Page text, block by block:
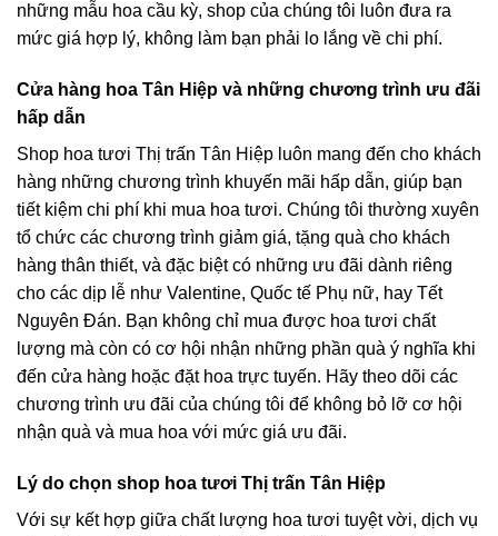
những mẫu hoa cầu kỳ, shop của chúng tôi luôn đưa ra
mức giá hợp lý, không làm bạn phải lo lắng về chi phí.
Cửa hàng hoa Tân Hiệp và những chương trình ưu đãi
hấp dẫn
Shop hoa tươi Thị trấn Tân Hiệp luôn mang đến cho khách
hàng những chương trình khuyến mãi hấp dẫn, giúp bạn
tiết kiệm chi phí khi mua hoa tươi. Chúng tôi thường xuyên
tổ chức các chương trình giảm giá, tặng quà cho khách
hàng thân thiết, và đặc biệt có những ưu đãi dành riêng
cho các dịp lễ như Valentine, Quốc tế Phụ nữ, hay Tết
Nguyên Đán. Bạn không chỉ mua được hoa tươi chất
lượng mà còn có cơ hội nhận những phần quà ý nghĩa khi
đến cửa hàng hoặc đặt hoa trực tuyến. Hãy theo dõi các
chương trình ưu đãi của chúng tôi để không bỏ lỡ cơ hội
nhận quà và mua hoa với mức giá ưu đãi.
Lý do chọn shop hoa tươi Thị trấn Tân Hiệp
Với sự kết hợp giữa chất lượng hoa tươi tuyệt vời, dịch vụ